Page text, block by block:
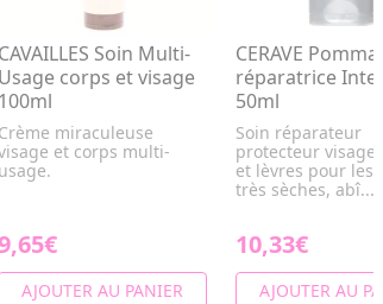
CAVAILLES Soin Multi-
Usage corps et visage
100ml
Crème miraculeuse
et corps multi-
usage.
AJOUTER AU PANIER
CERAVE
réparatrice
50ml
Soin réparateur
protecteur
et lèvres pour les
très sèches, abî...
10,33€
AJOUTER AU